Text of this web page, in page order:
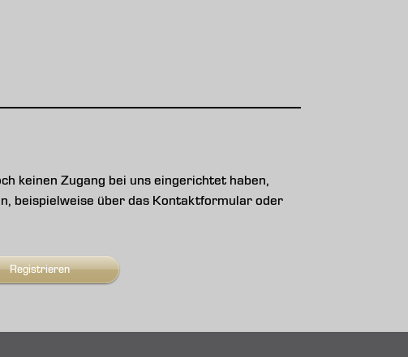
keinen Zugang bei uns eingerichtet haben,
beispielweise über das Kontaktformular oder
Registrieren